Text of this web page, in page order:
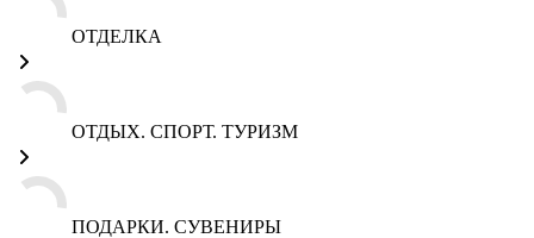
ОТДЕЛКА
ОТДЫХ. СПОРТ. ТУРИЗМ
ПОДАРКИ. СУВЕНИРЫ